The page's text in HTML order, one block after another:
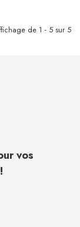
de 1 - 5 sur 5
vos